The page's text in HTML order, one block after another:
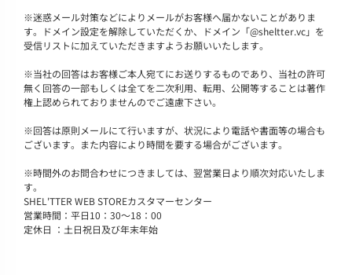
※迷惑メール対策などによりメールがお客様へ届かないことがありま
す。ドメイン設定を解除していただくか、ドメイン「@sheltter.vc」を
受信リストに加えていただきますようお願いいたします。
※当社の回答はお客様ご本人宛てにお送りするものであり、当社の許可
無く回答の一部もしくは全てを二次利用、転用、公開等することは著作
権上認められておりませんのでご遠慮下さい。
※回答は原則メールにて行いますが、状況により電話や書面等の場合も
ございます。また内容により時間を要する場合がございます。
※時間外のお問合わせにつきましては、翌営業日より順次対応いたしま
す。
SHEL'TTER WEB STOREカスタマーセンター
営業時間：平日10：30～18：00
定休日 ：土日祝日及び年末年始